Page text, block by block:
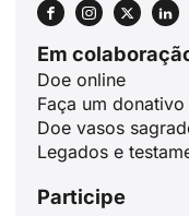
Em
Doe online
Faça um
Doe vasos
Legados e
Participe